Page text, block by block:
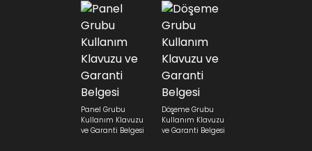
Panel Grubu
Kullanım Klavuzu
ve Garanti Belgesi
Döşeme Grubu
Kullanım Klavuzu
ve Garanti Belgesi